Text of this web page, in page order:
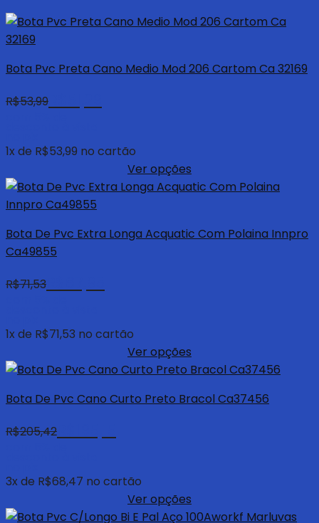
Bota Pvc Preta Cano Medio Mod 206 Cartom Ca 32169
1x de R$53,99 no cartão
R$53,99
Ver opções
Bota De Pvc Extra Longa Acquatic Com Polaina Innpro
Ca49855
1x de R$71,53 no cartão
R$71,53
Ver opções
Bota De Pvc Cano Curto Preto Bracol Ca37456
3x de R$68,47 no cartão
R$205,42
Ver opções